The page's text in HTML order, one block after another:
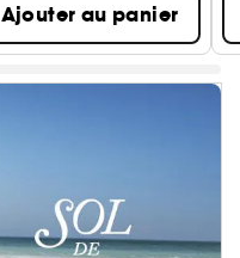
Ajouter au panier